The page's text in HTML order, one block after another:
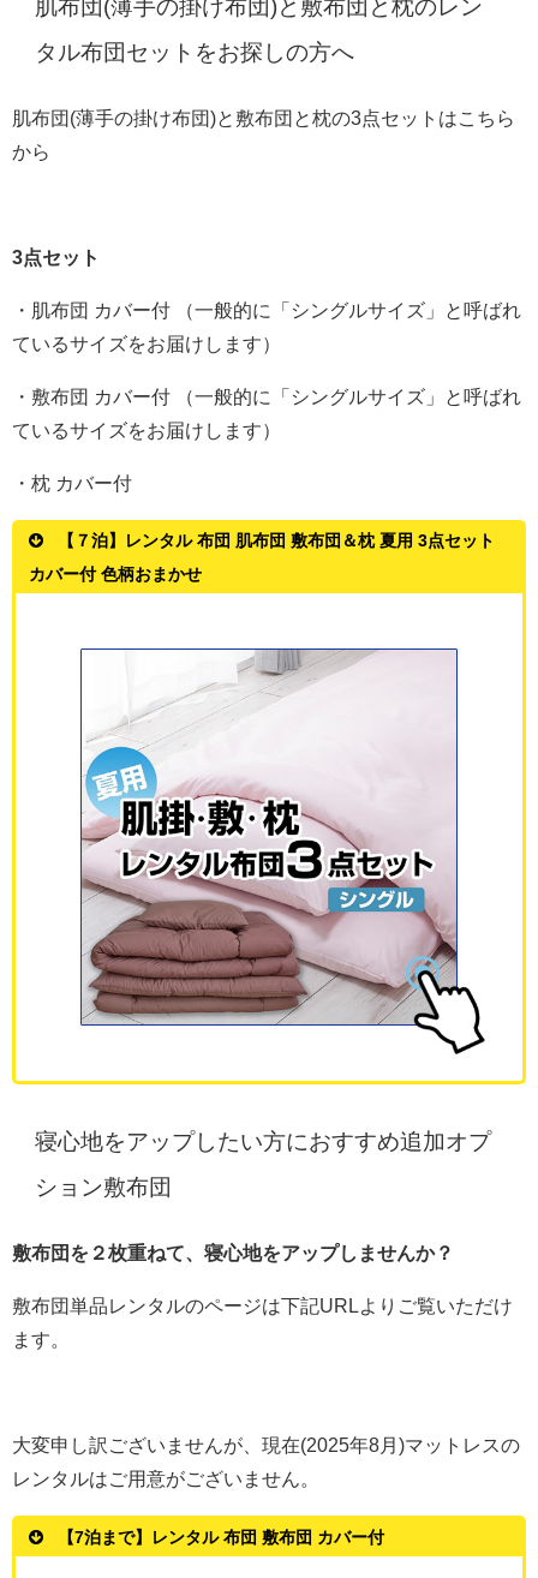
肌布団(薄手の掛け布団)と敷布団と枕のレン
タル布団セットをお探しの方へ
肌布団(薄手の掛け布団)と敷布団と枕の3点セットはこちら
から
3点セット
・肌布団 カバー付 （一般的に「シングルサイズ」と呼ばれ
ているサイズをお届けします）
・敷布団 カバー付 （一般的に「シングルサイズ」と呼ばれ
ているサイズをお届けします）
・枕 カバー付
【７泊】レンタル 布団 肌布団 敷布団＆枕 夏用 3点セット
カバー付 色柄おまかせ
寝心地をアップしたい方におすすめ追加オプ
ション敷布団
敷布団を２枚重ねて、寝心地をアップしませんか？
敷布団単品レンタルのページは下記URLよりご覧いただけ
ます。
大変申し訳ございませんが、現在(2025年8月)マットレスの
レンタルはご用意がございません。
【7泊まで】レンタル 布団 敷布団 カバー付